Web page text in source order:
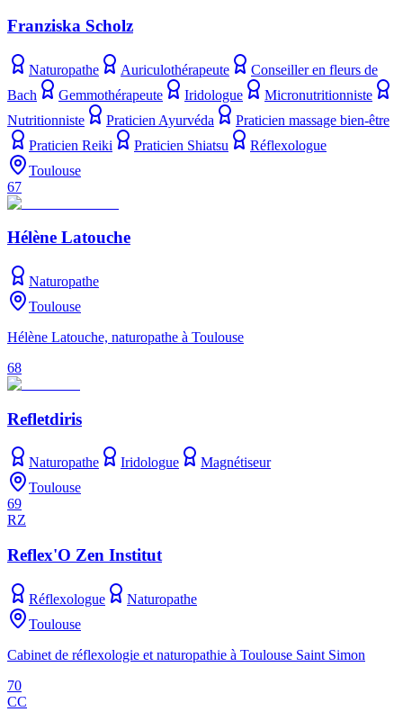
Franziska Scholz
Naturopathe Auriculothérapeute
Conseiller en fleurs de
Bach
Gemmothérapeute Iridologue
Micronutritionniste
Nutritionniste
Praticien Ayurvéda
Praticien massage bien-être
Praticien Reiki
Praticien Shiatsu
Réflexologue
Toulouse
67
Hélène Latouche
Naturopathe
Toulouse
Hélène Latouche, naturopathe à Toulouse
68
Refletdiris
Naturopathe Iridologue
Magnétiseur
Toulouse
69
RZ
Reflex'O Zen Institut
Réflexologue
Naturopathe
Toulouse
Cabinet de réflexologie et naturopathie à Toulouse Saint Simon
70
CC